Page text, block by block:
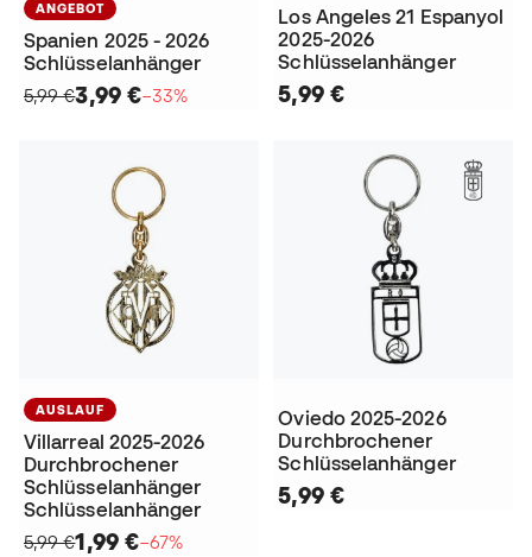
ANGEBOT
Spanien 2025 - 2026
Schlüsselanhänger
5,99 €3,99 €−33%
Los Angeles 21 Espanyol
2025-2026
Schlüsselanhänger
5,99 €
AUSLAUF
Villarreal 2025-2026
Durchbrochener
Schlüsselanhänger
Schlüsselanhänger
5,99 €1,99 €−67%
Oviedo 2025-2026
Durchbrochener
Schlüsselanhänger
5,99 €